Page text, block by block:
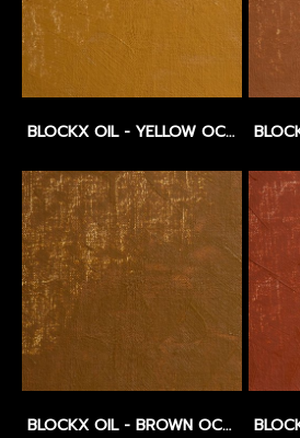
BLOCKX OIL - YELLOW OCHRE - SERIES 1
BLOCKX OIL - BROWN OCHRE LIGHT - SERIES 1